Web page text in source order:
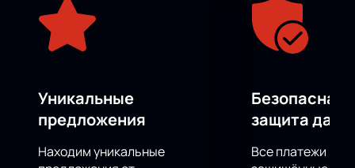
Уникальные
предложения
Находим уникальные
Безопасная
защита
Все платежи